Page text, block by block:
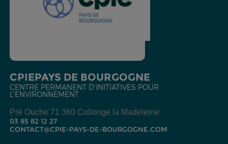
CPIEPAYS DE BOURGOGNE
CENTRE PERMANENT D'INITIATIVES POUR
L'ENVIRONNEMENT
Pré Ouche 71 360 Collonge la Madeleine
03 85 82 12 27
CONTACT@CPIE-PAYS-DE-BOURGOGNE.COM